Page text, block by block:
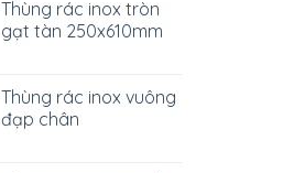
Thùng rác inox tròn
gạt tàn 250x610mm
Thùng rác inox vuông
đạp chân